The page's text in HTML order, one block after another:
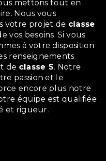
mettons tout en
Nous vous
votre projet de classe
vos besoins. Si vous
à votre disposition
renseignements
de classe S. Notre
passion et le
encore plus notre
équipe est qualifiée
et rigueur.